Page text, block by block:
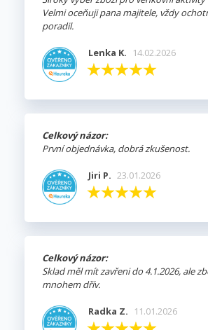
Velmi oceňuji pana majitele, vždy
poradil.
Lenka K. 14.02.2026
Celkový názor:
První objednávka, dobrá zkušenost.
Jiri P. 23.01.2026
Celkový názor:
Sklad měl mít zavřeni do 4.1.2026, ale
mnohem dřív.
Radka Z. 11.01.2026